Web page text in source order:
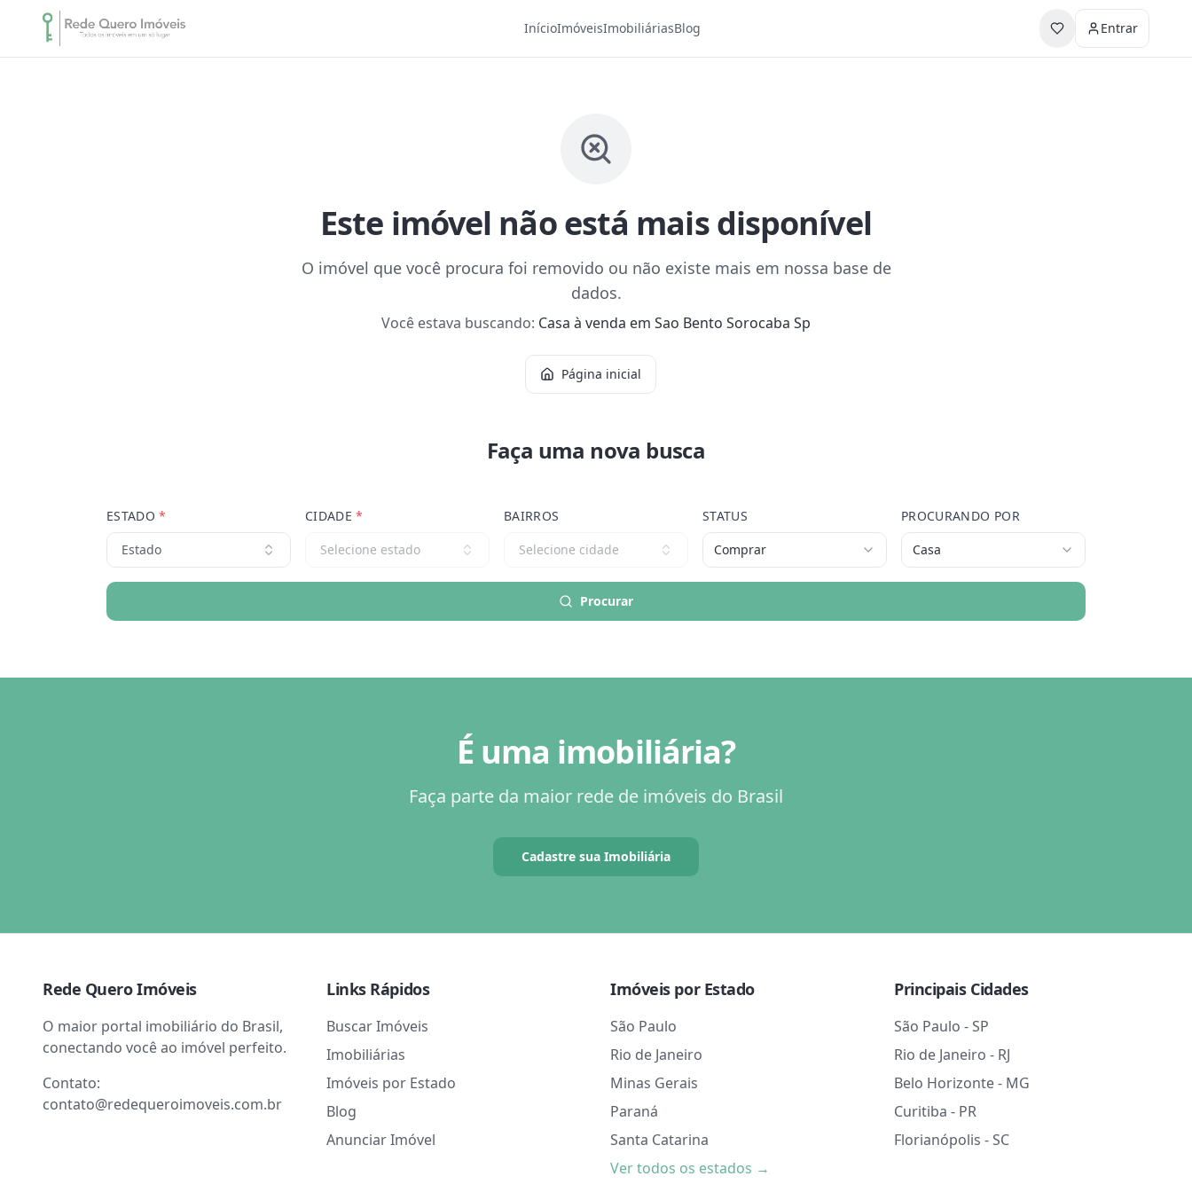
InícioImóveisImobiliáriasBlog Entrar
Este imóvel não está mais disponível
O imóvel que você procura foi removido ou não existe mais em nossa base de
dados.
Você estava buscando: Casa à venda em Sao Bento Sorocaba Sp
Página inicial
Faça uma nova busca
ESTADO*
Estado
CIDADE*
Selecione estado
BAIRROS
Selecione cidade
STATUS
Comprar
PROCURANDO POR
Casa
Procurar
É uma imobiliária?
Faça parte da maior rede de imóveis do Brasil
Cadastre sua Imobiliária
Rede Quero Imóveis
O maior portal imobiliário do Brasil,
conectando você ao imóvel perfeito.
Contato:
contato@redequeroimoveis.com.br
Links Rápidos
Buscar Imóveis
Imobiliárias
Imóveis por Estado
Blog
Anunciar Imóvel
Imóveis por Estado
São Paulo
Rio de Janeiro
Minas Gerais
Paraná
Santa Catarina
Ver todos os estados →
Principais Cidades
São Paulo - SP
Rio de Janeiro - RJ
Belo Horizonte - MG
Curitiba - PR
Florianópolis - SC